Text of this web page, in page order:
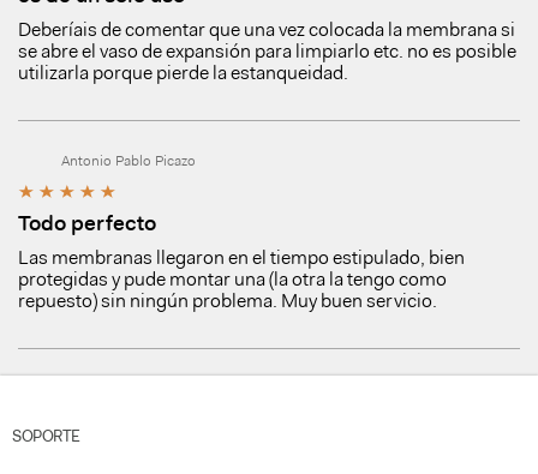
Deberíais de comentar que una vez colocada la membrana si
se abre el vaso de expansión para limpiarlo etc. no es posible
utilizarla porque pierde la estanqueidad.
Antonio Pablo Picazo
Todo perfecto
Las membranas llegaron en el tiempo estipulado, bien
protegidas y pude montar una (la otra la tengo como
repuesto) sin ningún problema. Muy buen servicio.
SOPORTE